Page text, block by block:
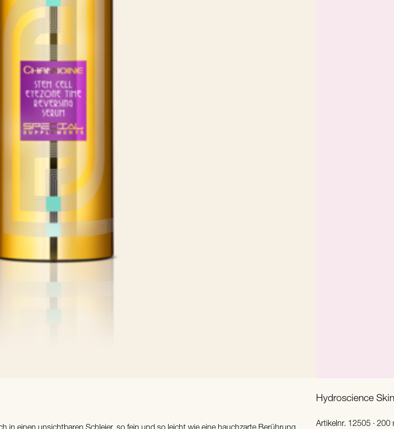
Hydroscience
Artikelnr. 12505 · 200